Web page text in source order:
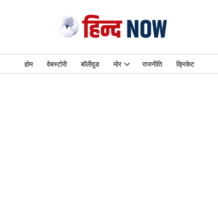
होम वेबस्टोरी बॉलीवुड मोर
Open
राजनीति क्रिकेट